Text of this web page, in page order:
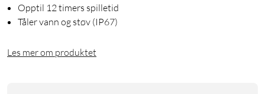
Opptil 12 timers spilletid
Tåler vann og støv (IP67)
Les mer om produktet